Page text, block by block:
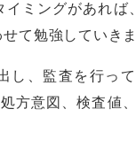
イミングがあれ
て勉強していきま
し、監査を行っ
方意図、検査値